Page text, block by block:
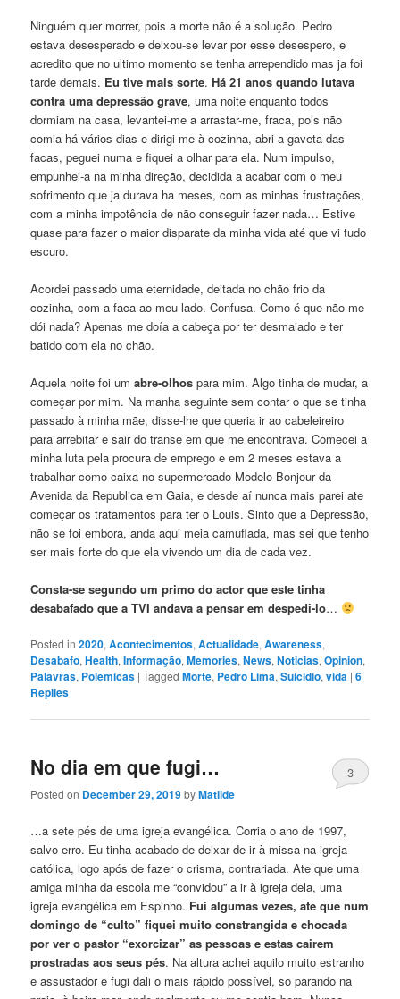
Ninguém quer morrer, pois a morte não é a solução. Pedro
estava desesperado e deixou-se levar por esse desespero, e
acredito que no ultimo momento se tenha arrependido mas ja foi
tarde demais. Eu tive mais sorte.Há 21 anos quando lutava
contra uma depressão grave, uma noite enquanto todos
dormiam na casa, levantei-me a arrastar-me, fraca, pois não
comia há vários dias e dirigi-me à cozinha, abri a gaveta das
facas, peguei numa e fiquei a olhar para ela. Num impulso,
empunhei-a na minha direção, decidida a acabar com o meu
sofrimento que ja durava ha meses, com as minhas frustrações,
com a minha impotência de não conseguir fazer nada… Estive
quase para fazer o maior disparate da minha vida até que vi tudo
escuro.
Acordei passado uma eternidade, deitada no chão frio da
cozinha, com a faca ao meu lado. Confusa. Como é que não me
dói nada? Apenas me doía a cabeça por ter desmaiado e ter
batido com ela no chão.
Aquela noite foi umabre-olhos para mim. Algo tinha de mudar, a
começar por mim. Na manha seguinte sem contar o que se tinha
passado à minha mãe, disse-lhe que queria ir ao cabeleireiro
para arrebitar e sair do transe em que me encontrava. Comecei a
minha luta pela procura de emprego e em 2 meses estava a
trabalhar como caixa no supermercado Modelo Bonjour da
Avenida da Republica em Gaia, e desde aí nunca mais parei ate
começar os tratamentos para ter o Louis. Sinto que a Depressão,
não se foi embora, anda aqui meia camuflada, mas sei que tenho
ser mais forte do que ela vivendo um dia de cada vez.
Consta-se segundo um primo do actor que este tinha
desabafado que a TVI andava a pensar em despedi-lo…
Posted in 2020,Acontecimentos,Actualidade,Awareness,
Desabafo,Health,Informação,Memories,News,Noticias,Opinion,
Palavras, Polemicas |Tagged Morte, Pedro Lima,Suicidio,vida |6
Replies
No dia em que fugi…
Posted on December 29, 2019byMatilde
3
…a sete pés de uma igreja evangélica. Corria o ano de 1997,
salvo erro. Eu tinha acabado de deixar de ir à missa na igreja
católica, logo após de fazer o crisma, contrariada. Ate que uma
amiga minha da escola me “convidou” a ir à igreja dela, uma
igreja evangélica em Espinho. Fui algumas vezes, ate que num
domingo de “culto” fiquei muito constrangida e chocada
por ver o pastor “exorcizar” as pessoas e estas cairem
prostradas aos seus pés. Na altura achei aquilo muito estranho
e assustador e fugi dali o mais rápido possível, so parando na